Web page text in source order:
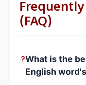
(FAQ)
What is the
English